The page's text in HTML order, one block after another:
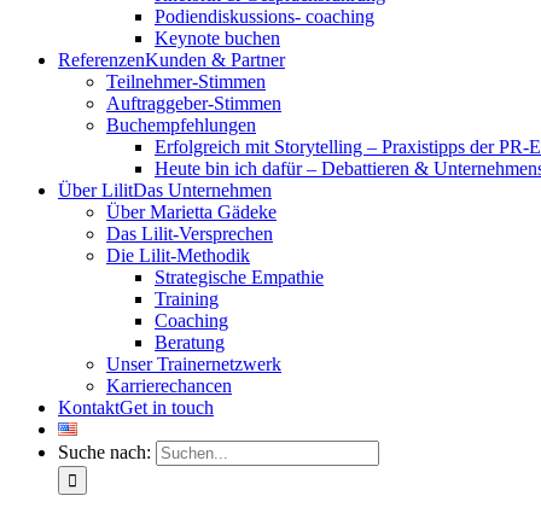
Podiendiskussions- coaching
Keynote buchen
ReferenzenKunden & Partner
Teilnehmer-Stimmen
Auftraggeber-Stimmen
Buchempfehlungen
Erfolgreich mit Storytelling – Praxistipps der PR-
Heute bin ich dafür – Debattieren &
Über LilitDas Unternehmen
Über Marietta Gädeke
Das Lilit-Versprechen
Die Lilit-Methodik
Strategische Empathie
Training
Coaching
Beratung
Unser Trainernetzwerk
Karrierechancen
KontaktGet in touch
Suche nach: